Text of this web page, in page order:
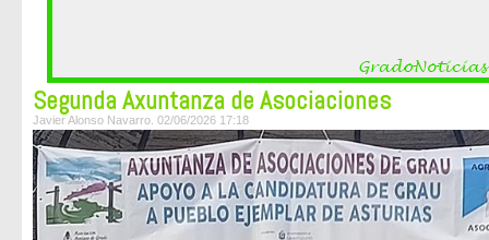
Segunda Axuntanza de Asociaciones
Javier Alonso Navarro. 02/06/2026 17:18